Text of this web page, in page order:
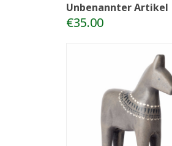
Unbenannter Artikel
€35.00